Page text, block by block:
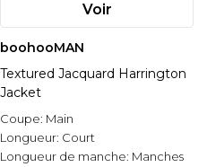
Voir
boohooMAN
Textured Jacquard Harrington
Jacket
Coupe: Main
Longueur: Court
Longueur de manche: Manches